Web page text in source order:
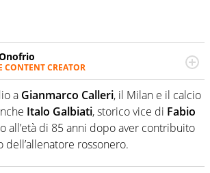
CONTENT CREATOR
dal 2007, scrive per curiosità
soprattutto di calcio, di sport e dei
concedendosi innocenti evasioni
creazione di format. Un tempo ala
sente a suo agio nel ruolo di libero. Cura
riservata dei migliori 5 calciatori di sempre.
a Gianmarco Calleri, il Milan e il calcio
Italo Galbiati, storico vice di Fabio
all’età di 85 anni dopo aver contribuito
rossonero.